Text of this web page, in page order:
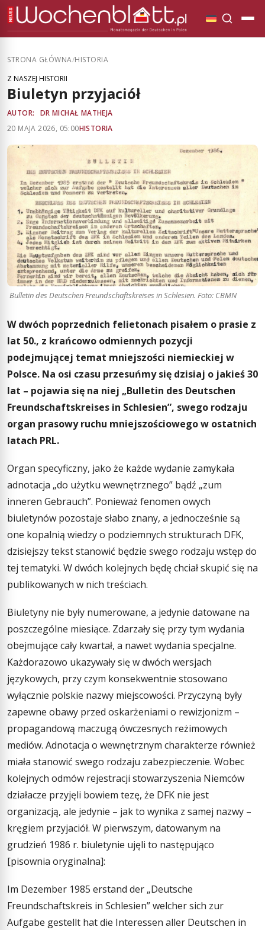
STRONA GŁÓWNA/HISTORIA
Z NASZEJ HISTORII
Biuletyn przyjaciół
AUTOR:
DR MICHAŁ MATHEJA
20 MAJA 2026, 05:00HISTORIA
Bulletin des Deutschen Freundschaftskreises in Schlesien. Foto: CBMN
W dwóch poprzednich felietonach pisałem o prasie z
lat 50., z krańcowo odmiennych pozycji
podejmującej temat mniejszości niemieckiej w
Polsce. Na osi czasu przesuńmy się dzisiaj o jakieś 30
lat – pojawia się na niej „Bulletin des Deutschen
Freundschaftskreises in Schlesien”, swego rodzaju
organ prasowy ruchu mniejszościowego w ostatnich
latach PRL.
Organ specyficzny, jako że każde wydanie zamykała
adnotacja „do użytku wewnętrznego” bądź „zum
inneren Gebrauch”. Ponieważ fenomen owych
biuletynów pozostaje słabo znany, a jednocześnie są
one kopalnią wiedzy o podziemnych strukturach DFK,
dzisiejszy tekst stanowić będzie swego rodzaju wstęp do
tej tematyki. W dwóch kolejnych będę chciał skupić się na
publikowanych w nich treściach.
Biuletyny nie były numerowane, a jedynie datowane na
poszczególne miesiące. Zdarzały się przy tym wydania
obejmujące cały kwartał, a nawet wydania specjalne.
Każdorazowo ukazywały się w dwóch wersjach
językowych, przy czym konsekwentnie stosowano
wyłącznie polskie nazwy miejscowości. Przyczyną były
zapewne obawy przed oskarżeniami o rewizjonizm –
propagandową maczugą ówczesnych reżimowych
mediów. Adnotacja o wewnętrznym charakterze również
miała stanowić swego rodzaju zabezpieczenie. Wobec
kolejnych odmów rejestracji stowarzyszenia Niemców
działacze przyjęli bowiem tezę, że DFK nie jest
organizacją, ale jedynie – jak to wynika z samej nazwy –
kręgiem przyjaciół. W pierwszym, datowanym na
grudzień 1986 r. biuletynie ujęli to następująco
[pisownia oryginalna]:
Im Dezember 1985 erstand der „Deutsche
Freundschaftskreis in Schlesien” welcher sich zur
Aufgabe gestellt hat die Interessen aller Deutschen in